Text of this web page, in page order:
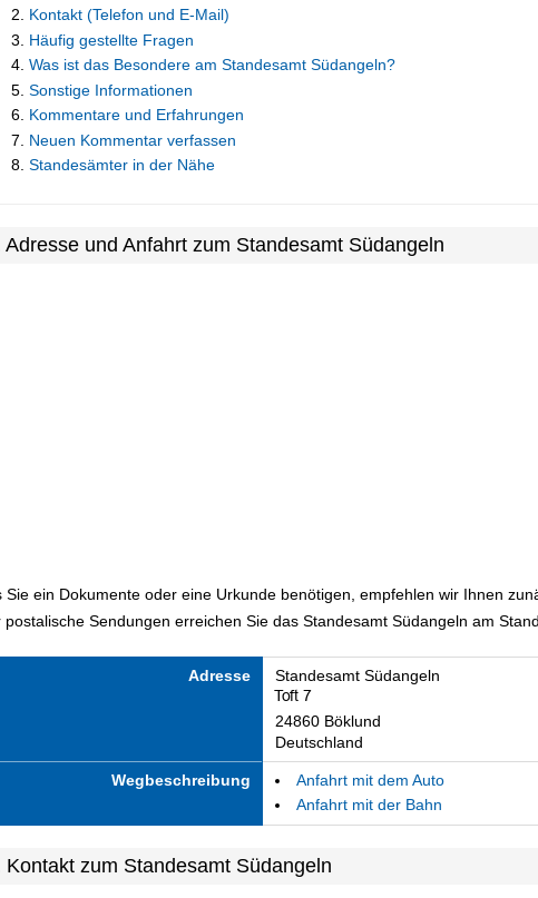
Kontakt (Telefon und E-Mail)
Häufig gestellte Fragen
Was ist das Besondere am Standesamt Südangeln?
Sonstige Informationen
Kommentare und Erfahrungen
Neuen Kommentar verfassen
Standesämter in der Nähe
Adresse und Anfahrt zum Standesamt Südangeln
Sie ein Dokumente oder eine Urkunde benötigen, empfehlen wir Ihnen
postalische Sendungen erreichen Sie das Standesamt Südangeln am
Adresse Standesamt Südangeln
24860 Böklund
Deutschland
Wegbeschreibung
Anfahrt mit dem Auto
Anfahrt mit der Bahn
Kontakt zum Standesamt Südangeln